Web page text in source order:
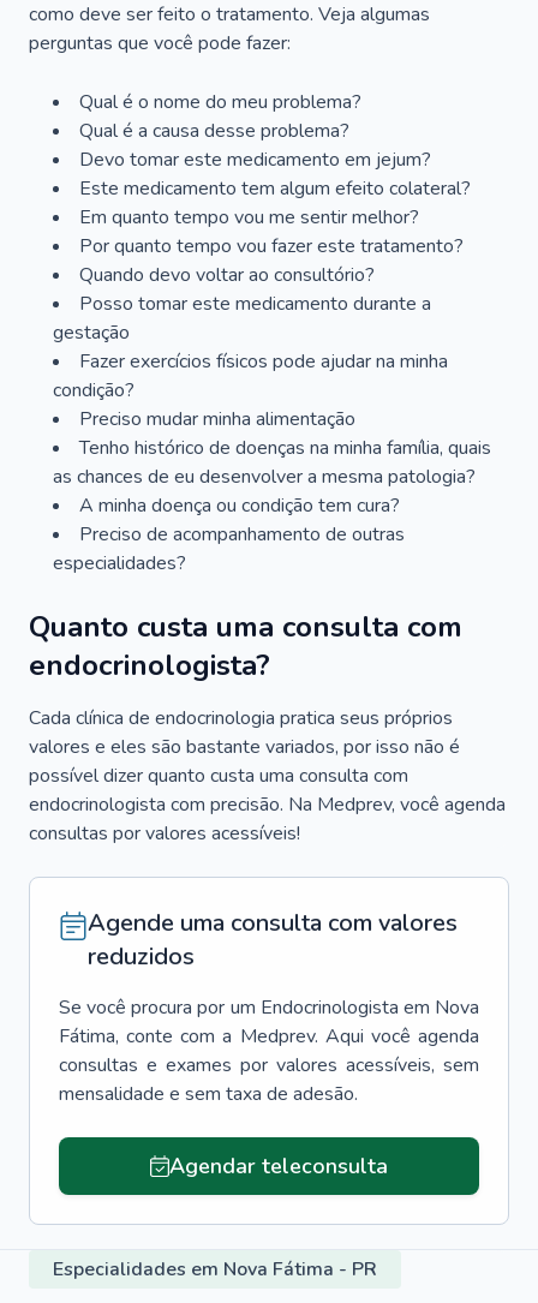
como deve ser feito o tratamento. Veja algumas
perguntas que você pode fazer:
Qual é o nome do meu problema?
Qual é a causa desse problema?
Devo tomar este medicamento em jejum?
Este medicamento tem algum efeito colateral?
Em quanto tempo vou me sentir melhor?
Por quanto tempo vou fazer este tratamento?
Quando devo voltar ao consultório?
Posso tomar este medicamento durante a
gestação
Fazer exercícios físicos pode ajudar na minha
condição?
Preciso mudar minha alimentação
Tenho histórico de doenças na minha família, quais
as chances de eu desenvolver a mesma patologia?
A minha doença ou condição tem cura?
Preciso de acompanhamento de outras
especialidades?
Quanto custa uma consulta com
endocrinologista?
Cada clínica de endocrinologia pratica seus próprios
valores e eles são bastante variados, por isso não é
possível dizer quanto custa uma consulta com
endocrinologista com precisão. Na Medprev, você agenda
consultas por valores acessíveis!
Agende uma consulta com valores
reduzidos
Se você procura por um Endocrinologista em Nova
Fátima, conte com a Medprev. Aqui você agenda
consultas e exames por valores acessíveis, sem
mensalidade e sem taxa de adesão.
Agendar teleconsulta
Especialidades em Nova Fátima - PR